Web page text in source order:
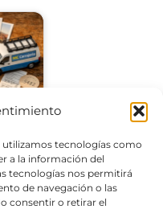
utilizamos tecnologías como
a la información del
tecnologías nos permitirá
de navegación o las
consentir o retirar el